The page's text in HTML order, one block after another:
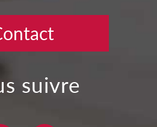
suivre